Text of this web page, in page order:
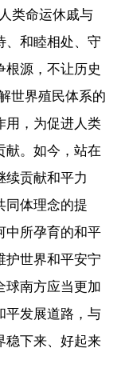
类命运休戚与
、和睦相处、守
根源，不让历史
世界殖民体系的
用，为促进人类
献。如今，站在
续贡献和平力
同体理念的提
中所孕育的和平
护世界和平安宁
球南方应当更加
平发展道路，与
稳下来、好起来